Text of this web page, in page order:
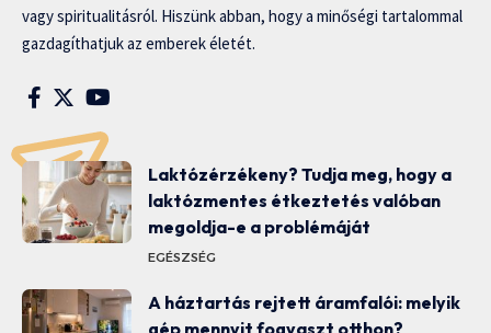
vagy spiritualitásról. Hiszünk abban, hogy a minőségi tartalommal
gazdagíthatjuk az emberek életét.
Laktózérzékeny? Tudja meg, hogy a
laktózmentes étkeztetés valóban
megoldja-e a problémáját
EGÉSZSÉG
A háztartás rejtett áramfalói: melyik
gép mennyit fogyaszt otthon?